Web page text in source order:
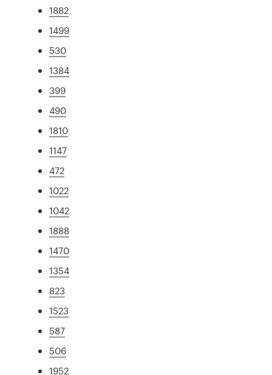
1882
1499
530
1384
399
490
1810
1147
472
1022
1042
1888
1470
1354
823
1523
587
506
1952